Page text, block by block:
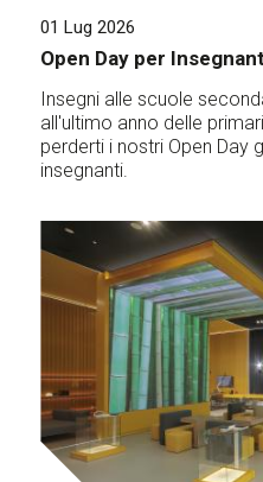
01 Lug 2026
Open Day per
Insegni alle scuole
all'ultimo anno delle
perderti i nostri Open Day
insegnanti.